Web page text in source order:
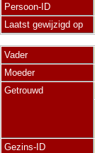
Persoon-ID
Laatst gewijzigd op
Vader
Moeder
Getrouwd
Gezins-ID